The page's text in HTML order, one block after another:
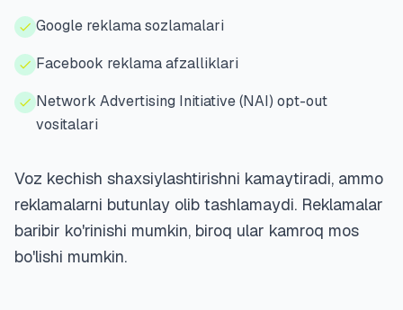
Google reklama sozlamalari
Facebook reklama afzalliklari
Network Advertising Initiative (NAI) opt-out
vositalari
Voz kechish shaxsiylashtirishni kamaytiradi, ammo
reklamalarni butunlay olib tashlamaydi. Reklamalar
baribir ko'rinishi mumkin, biroq ular kamroq mos
bo'lishi mumkin.